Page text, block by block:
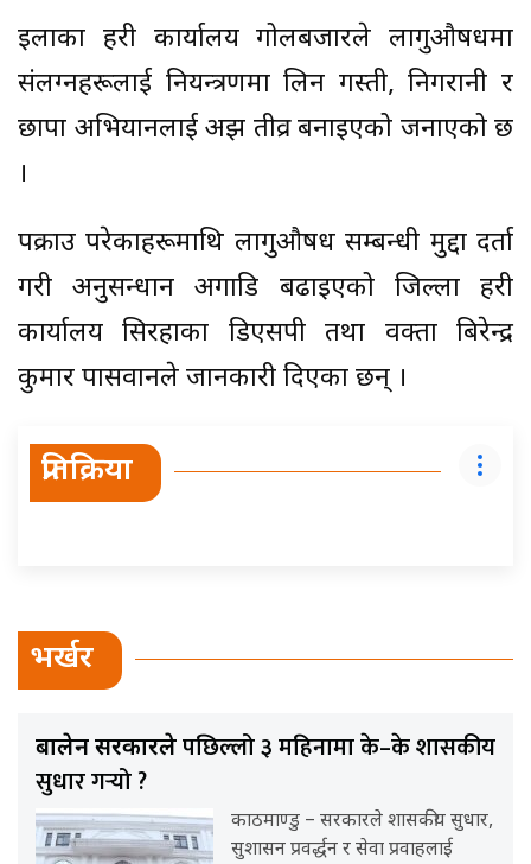
इलाका प्रहरी कार्यालय गोलबजारले लागुऔषधमा
संलग्नहरूलाई नियन्त्रणमा लिन गस्ती, निगरानी र
छापा अभियानलाई अझ तीव्र बनाइएको जनाएको छ
।
पक्राउ परेकाहरूमाथि लागुऔषध सम्बन्धी मुद्दा दर्ता
गरी अनुसन्धान अगाडि बढाइएको जिल्ला प्रहरी
कार्यालय सिरहाका डिएसपी तथा प्रवक्ता बिरेन्द्र
कुमार पासवानले जानकारी दिएका छन् ।
प्रतिक्रिया
भर्खर
बालेन सरकारलेपछिल्लो ३ महिनामा के–के शासकीय
सुधार गर्‍यो ?
काठमाण्डु – सरकारले शासकीय सुधार,
सुशासन प्रवर्द्धन र सेवा प्रवाहलाई